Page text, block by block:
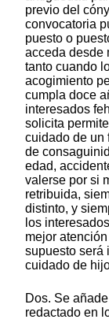
previo del
convocatoria
puesto o
acceda desde
tanto cuando
acogimiento
cumpla doce
interesados
solicita
cuidado de un
de
edad,
valerse por si
retribuida,
distinto, y
los
mejor
supuesto será
cuidado de
Dos. Se
redactado en